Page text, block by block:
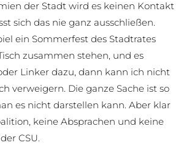
der Stadt wird es keinen Kontakt
sich das nie ganz ausschließen.
ein Sommerfest des Stadtrates
zusammen stehen, und es
Linker dazu, dann kann ich nicht
verweigern. Die ganze Sache ist so
es nicht darstellen kann. Aber klar
keine Absprachen und keine
CSU.